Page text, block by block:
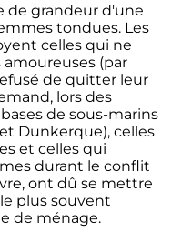
de grandeur d'une
tondues. Les
celles qui ne
amoureuses (par
de quitter leur
lors des
de sous-marins
Dunkerque), celles
et celles qui
durant le conflit
ont dû se mettre
le plus souvent
de ménage.